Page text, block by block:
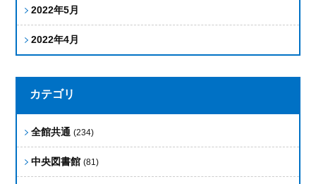
2022年5月
2022年4月
カテゴリ
全館共通(234)
中央図書館(81)